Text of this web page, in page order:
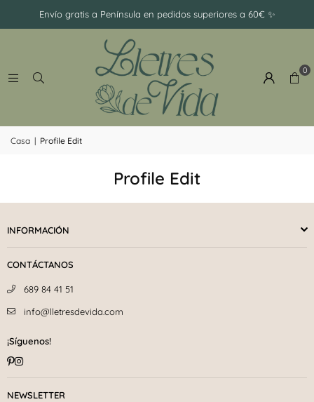
Envío gratis a Península en pedidos superiores a 60€ ✨
0
Casa | Profile Edit
Profile Edit
INFORMACIÓN
CONTÁCTANOS
689 84 41 51
info@lletresdevida.com
¡Síguenos!
Pinterest
Instagram
NEWSLETTER
Ramillete